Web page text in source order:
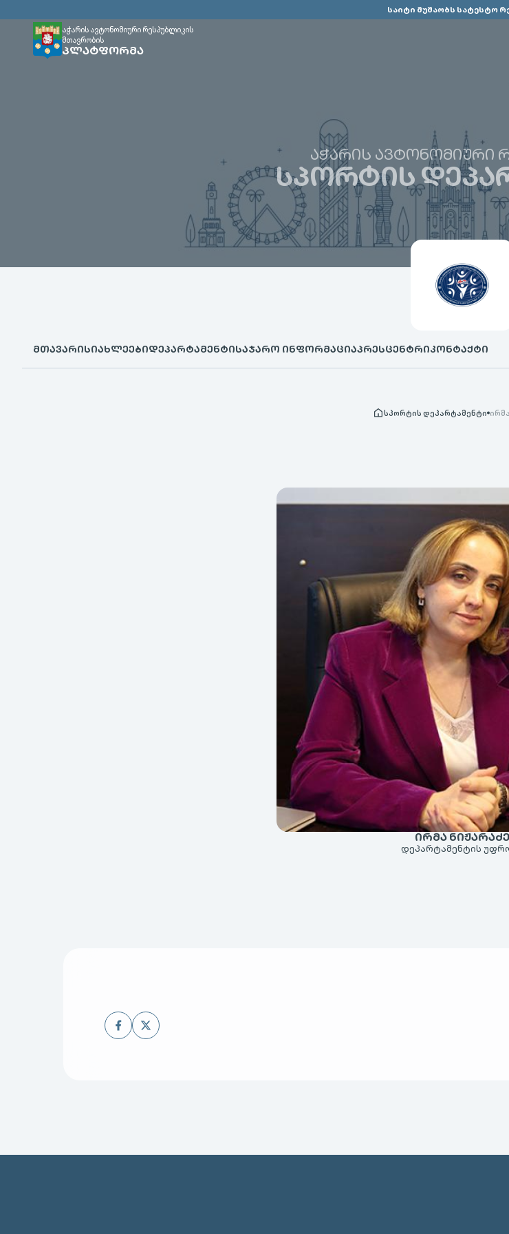
საიტი მუშაობს სატესტო
აჭარის ავტონომიური რესპუბლიკის
მთავრობის
ᲞᲚᲐᲢᲤᲝᲠᲛᲐ
ᲐᲭᲐᲠᲘᲡ ᲐᲕᲢᲝᲜᲝᲛᲘᲣᲠᲘ
ᲡᲞᲝᲠᲢᲘᲡ
ᲛᲗᲐᲕᲐᲠᲘᲡᲘᲐᲮᲚᲔᲔᲑᲘᲓᲔᲞᲐᲠᲢᲐᲛᲔᲜᲢᲘᲡᲐᲯᲐᲠᲝ ᲘᲜᲤᲝᲠᲛᲐᲪᲘᲐᲞᲠᲔᲡᲪᲔᲜᲢᲠᲘᲙᲝᲜᲢᲐᲥᲢᲘ
სპორტის დეპარტამენტი
ᲘᲠᲛᲐ ᲜᲘᲟᲐᲠᲐᲫᲔ
დეპარტამენტის